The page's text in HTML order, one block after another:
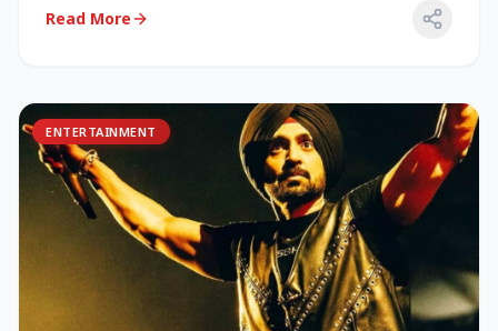
Read More
ENTERTAINMENT